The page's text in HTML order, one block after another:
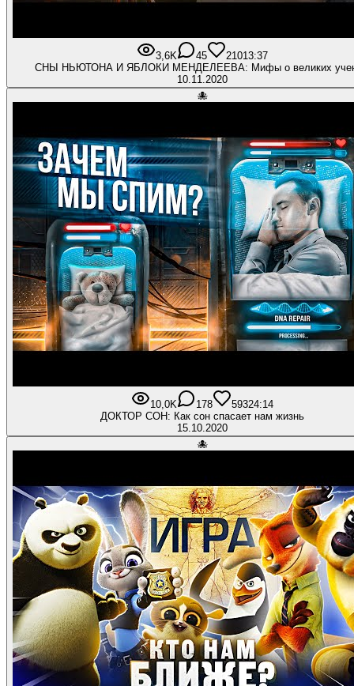
3,6K 45 21013:37
СНЫ НЬЮТОНА И ЯБЛОКИ МЕНДЕЛЕЕВА: Мифы о великих
10.11.2020
🐙
10,0K 178 59324:14
ДОКТОР СОН: Как сон спасает нам жизнь
15.10.2020
🐙